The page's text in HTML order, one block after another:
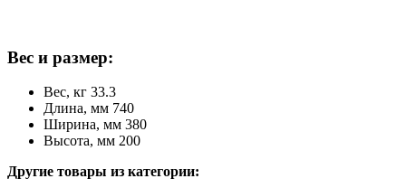
Вес и размер:
Вес, кг 33.3
Длина, мм 740
Ширина, мм 380
Высота, мм 200
Другие товары из категории: